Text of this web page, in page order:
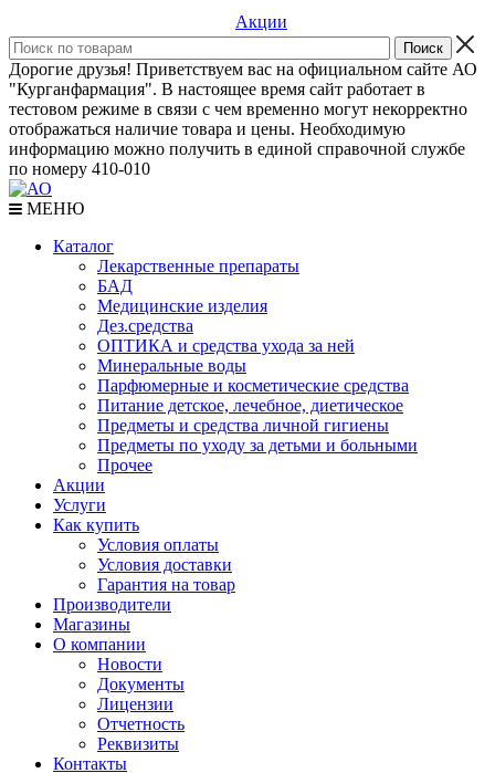
Акции
Дорогие друзья! Приветствуем вас на официальном сайте АО
"Курганфармация". В настоящее время сайт работает в
тестовом режиме в связи с чем временно могут некорректно
отображаться наличие товара и цены. Необходимую
информацию можно получить в единой справочной службе
по номеру 410-010
МЕНЮ
Каталог
Лекарственные препараты
БАД
Медицинские изделия
Дез.средства
ОПТИКА и средства ухода за ней
Минеральные воды
Парфюмерные и косметические средства
Питание детское, лечебное, диетическое
Предметы и средства личной гигиены
Предметы по уходу за детьми и больными
Прочее
Акции
Услуги
Как купить
Условия оплаты
Условия доставки
Гарантия на товар
Производители
Магазины
О компании
Новости
Документы
Лицензии
Отчетность
Реквизиты
Контакты